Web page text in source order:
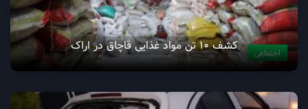
اجتماعی کشف ۱۰ تن مواد غذایی قاچاق در اراک